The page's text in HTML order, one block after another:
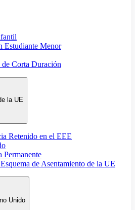
Estudiante Menor
Corta Duración
la UE
Retenido en el EEE
Permanente
de Asentamiento de la UE
Unido